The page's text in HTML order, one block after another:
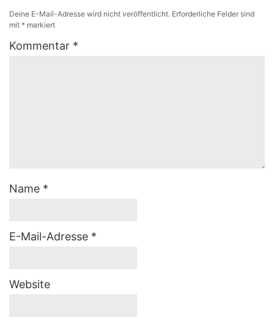
Deine E-Mail-Adresse wird nicht veröffentlicht. Erforderliche Felder sind
mit * markiert
Kommentar *
Name *
E-Mail-Adresse *
Website